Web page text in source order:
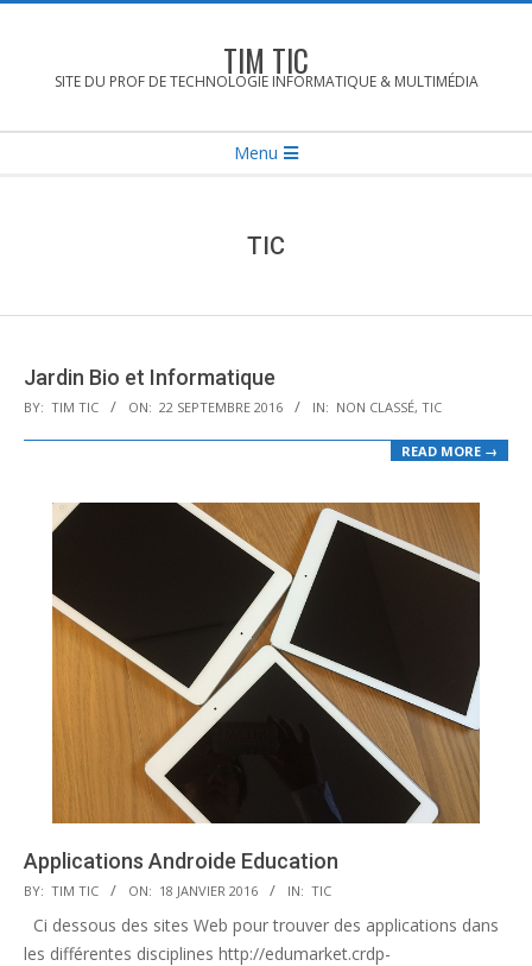
content
TIM TIC
SITE DU PROF DE TECHNOLOGIE INFORMATIQUE & MULTIMÉDIA
Menu
TIC
Jardin Bio et Informatique
2016-
BY: TIM TIC ON: 22 SEPTEMBRE 2016 IN: NON CLASSÉ, TIC
READ MORE →
Applications Androide Education
2016-
01-
18
BY: TIM TIC ON: 18 JANVIER 2016 IN: TIC
Ci dessous des sites Web pour trouver des applications dans
les différentes disciplines http://edumarket.crdp-